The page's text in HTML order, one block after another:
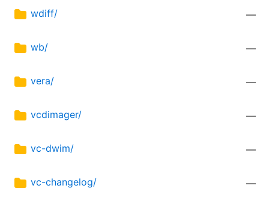
wdiff/ —
wb/ —
vera/ —
vcdimager/ —
vc-dwim/ —
vc-changelog/ —